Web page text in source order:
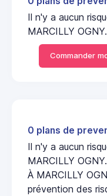
Il n'y a aucun
MARCILLY OGNY.
Commander
0 plans de
Il n'y a aucun
MARCILLY OGNY.
À MARCILLY
prévention des